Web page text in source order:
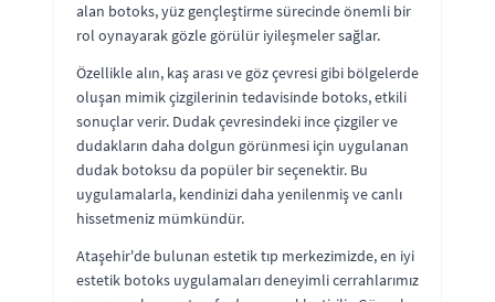
alan botoks, yüz gençleştirme sürecinde önemli bir
rol oynayarak gözle görülür iyileşmeler sağlar.
Özellikle alın, kaş arası ve göz çevresi gibi bölgelerde
oluşan mimik çizgilerinin tedavisinde botoks, etkili
sonuçlar verir. Dudak çevresindeki ince çizgiler ve
dudakların daha dolgun görünmesi için uygulanan
dudak botoksu da popüler bir seçenektir. Bu
uygulamalarla, kendinizi daha yenilenmiş ve canlı
hissetmeniz mümkündür.
Ataşehir'de bulunan estetik tıp merkezimizde, en iyi
estetik botoks uygulamaları deneyimli cerrahlarımız